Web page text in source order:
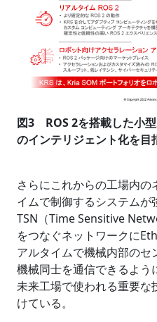
図3 ROS 2を搭載した小
のインテリジェント化を
さらにこれからの工場内
イムで制御するシステムが
TSN（Time Sensitive
をつなぐネットワークに
アルタイムで機械内部のセ
機械同士を通信できるよう
未来工場で使われる重要
けている。